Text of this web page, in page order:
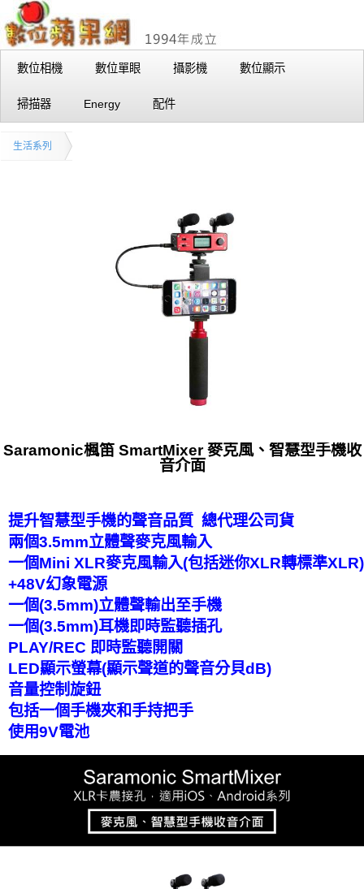
數位相機 數位單眼 攝影機 數位顯示
掃描器 Energy 配件
生活系列
Saramonic楓笛 SmartMixer 麥克風、智慧型手機收
音介面
提升智慧型手機的聲音品質 總代理公司貨
兩個3.5mm立體聲麥克風輸入
一個Mini XLR麥克風輸入(包括迷你XLR轉標準XLR)
+48V幻象電源
一個(3.5mm)立體聲輸出至手機
一個(3.5mm)耳機即時監聽插孔
PLAY/REC 即時監聽開關
LED顯示螢幕(顯示聲道的聲音分貝dB)
音量控制旋鈕
包括一個手機夾和手持把手
使用9V電池